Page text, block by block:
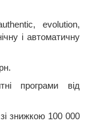
evolution,
і автоматичну
програми від
знижкою 100 000